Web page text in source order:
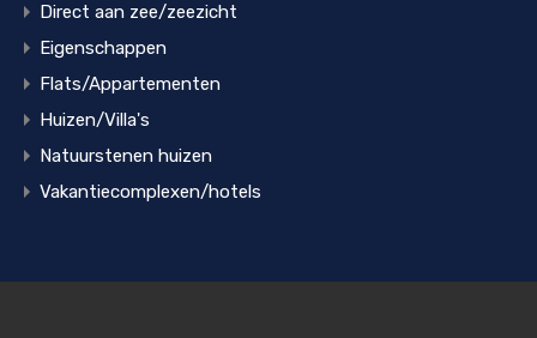
Direct aan zee/zeezicht
Eigenschappen
Flats/Appartementen
Huizen/Villa's
Natuurstenen huizen
Vakantiecomplexen/hotels